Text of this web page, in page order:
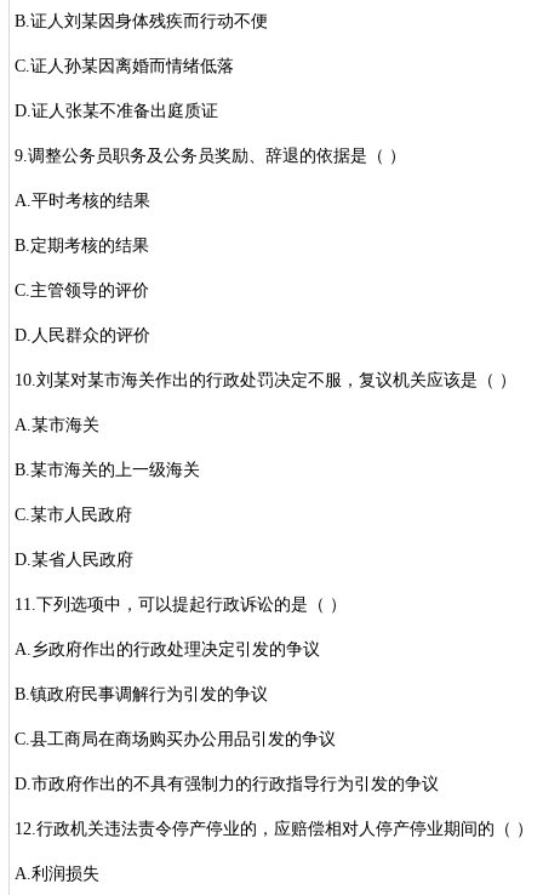
B.证人刘某因身体残疾而行动不便
C.证人孙某因离婚而情绪低落
D.证人张某不准备出庭质证
9.调整公务员职务及公务员奖励、辞退的依据是（ ）
A.平时考核的结果
B.定期考核的结果
C.主管领导的评价
D.人民群众的评价
10.刘某对某市海关作出的行政处罚决定不服，复议机关应该是（ ）
A.某市海关
B.某市海关的上一级海关
C.某市人民政府
D.某省人民政府
11.下列选项中，可以提起行政诉讼的是（ ）
A.乡政府作出的行政处理决定引发的争议
B.镇政府民事调解行为引发的争议
C.县工商局在商场购买办公用品引发的争议
D.市政府作出的不具有强制力的行政指导行为引发的争议
12.行政机关违法责令停产停业的，应赔偿相对人停产停业期间的（ ）
A.利润损失